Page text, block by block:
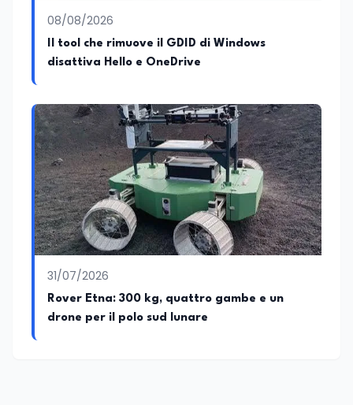
08/08/2026
Il tool che rimuove il GDID di Windows
disattiva Hello e OneDrive
31/07/2026
Rover Etna: 300 kg, quattro gambe e un
drone per il polo sud lunare